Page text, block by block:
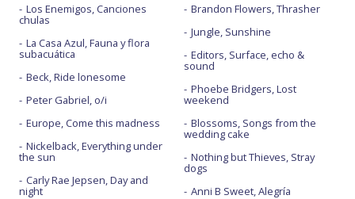
Los Enemigos, Canciones
chulas
La Casa Azul, Fauna y flora
subacuática
Beck, Ride lonesome
Peter Gabriel, o/i
Europe, Come this madness
Nickelback, Everything under
the sun
Carly Rae Jepsen, Day and
night
Brandon Flowers, Thrasher
Jungle, Sunshine
Editors, Surface, echo &
sound
Phoebe Bridgers, Lost
weekend
Blossoms, Songs from the
wedding cake
Nothing but Thieves, Stray
dogs
Anni B Sweet, Alegría